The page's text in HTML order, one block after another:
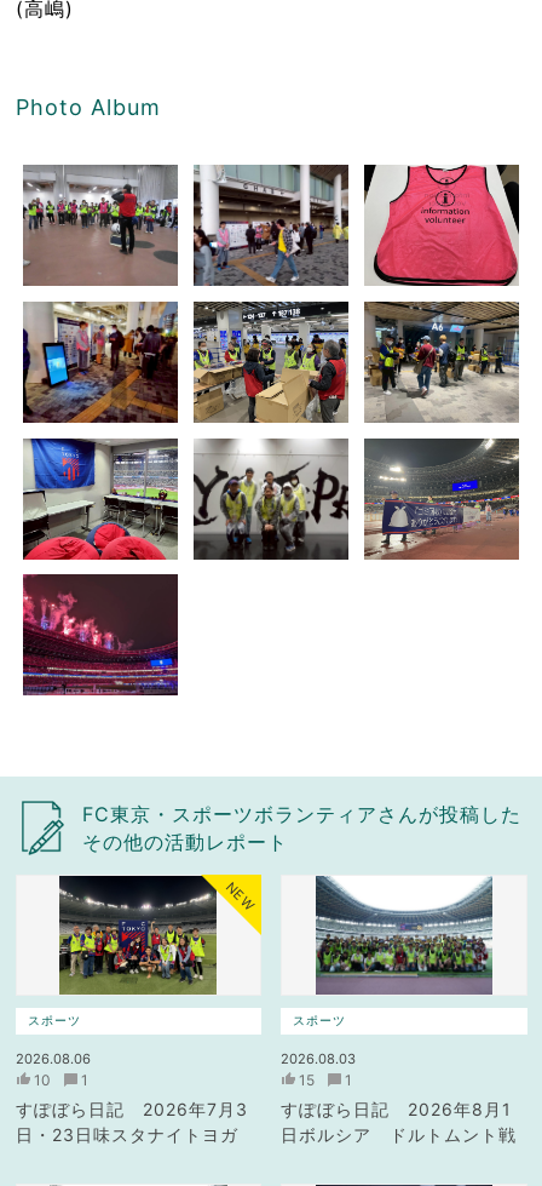
(高嶋)
Photo Album
FC東京・スポーツボランティアさんが投稿した
その他の活動レポート
NEW
スポーツ
2026.08.06
10 1
すぽぼら日記 2026年7月3
日・23日味スタナイトヨガ
スポーツ
2026.08.03
15 1
すぽぼら日記 2026年8月1
日ボルシア ドルトムント戦